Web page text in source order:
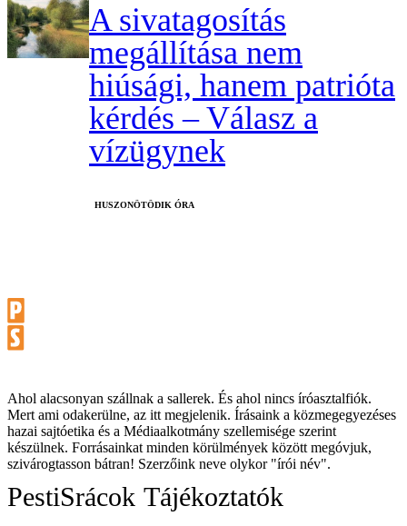
A sivatagosítás
megállítása nem
hiúsági, hanem patrióta
kérdés – Válasz a
vízügynek
HUSZONÖTÖDIK ÓRA
Ahol alacsonyan szállnak a sallerek. És ahol nincs íróasztalfiók.
Mert ami odakerülne, az itt megjelenik. Írásaink a közmegegyezéses
hazai sajtóetika és a Médiaalkotmány szellemisége szerint
készülnek. Forrásainkat minden körülmények között megóvjuk,
szivárogtasson bátran! Szerzőink neve olykor "írói név".
PestiSrácok Tájékoztatók